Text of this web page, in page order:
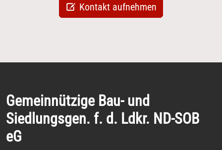
Kontakt aufnehmen
Gemeinnützige Bau- und
Siedlungsgen. f. d. Ldkr. ND-SOB
eG